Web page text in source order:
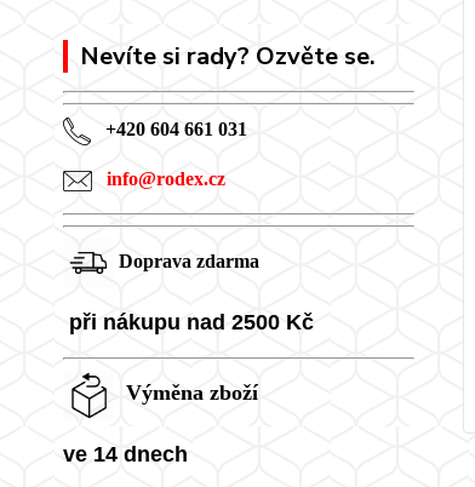
Nevíte si rady? Ozvěte se.
+420 604 661 031
info@rodex.cz
Doprava zdarma
při nákupu nad 2500 Kč
Výměna zboží
ve 14 dnech